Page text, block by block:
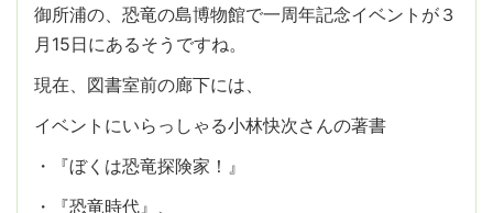
御所浦の、恐竜の島博物館で一周年記念イベントが３
月15日にあるそうですね。
現在、図書室前の廊下には、
イベントにいらっしゃる小林快次さんの著書
・『ぼくは恐竜探険家！』
・『恐竜時代』、